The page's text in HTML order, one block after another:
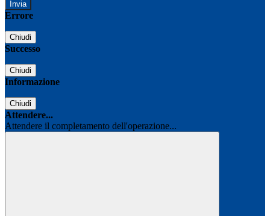
Errore
Chiudi
Successo
Chiudi
Informazione
Chiudi
Attendere...
Attendere il completamento dell'operazione...